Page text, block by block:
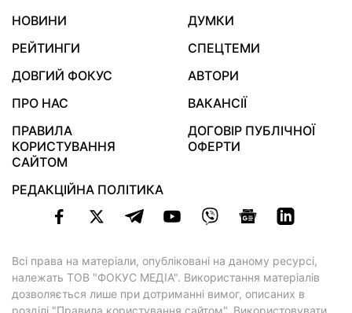
НОВИНИ
ДУМКИ
РЕЙТИНГИ
СПЕЦТЕМИ
ДОВГИЙ ФОКУС
АВТОРИ
ПРО НАС
ВАКАНСІЇ
ПРАВИЛА
КОРИСТУВАННЯ
САЙТОМ
ДОГОВІР ПУБЛІЧНОЇ
ОФЕРТИ
РЕДАКЦІЙНА ПОЛІТИКА
Всі права на матеріали, опубліковані на даному ресурсі,
належать ТОВ "ФОКУС МЕДІА". Використання матеріалів
дозволяється лише при дотриманні вимог, описаних в
розділі "Правила користування сайтом". Використовувати